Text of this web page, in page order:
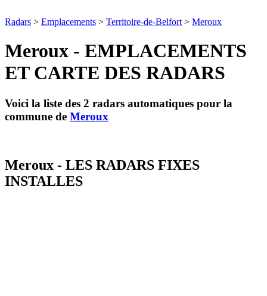
Radars > Emplacements > Territoire-de-Belfort > Meroux
Meroux - EMPLACEMENTS
ET CARTE DES RADARS
Voici la liste des 2 radars automatiques pour la
commune de Meroux
Meroux - LES RADARS FIXES
INSTALLES